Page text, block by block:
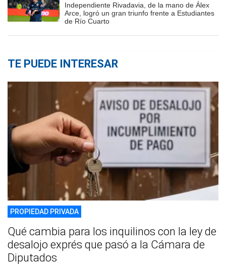
Independiente Rivadavia, de la mano de Álex
Arce, logró un gran triunfo frente a Estudiantes
de Río Cuarto
TE PUEDE INTERESAR
PROPIEDAD PRIVADA
Qué cambia para los inquilinos con la ley de
desalojo exprés que pasó a la Cámara de
Diputados